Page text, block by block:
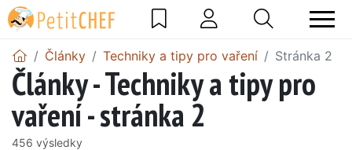
Články Techniky a tipy pro vaření Stránka 2
Články - Techniky a tipy pro
vaření - stránka 2
456 výsledky